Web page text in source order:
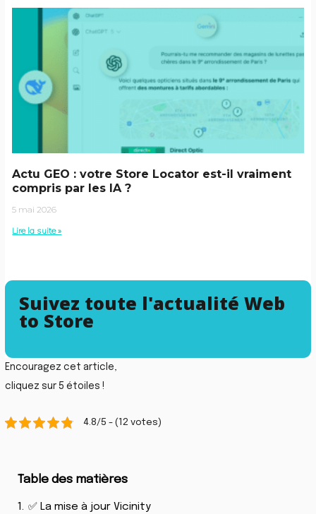
Encouragez cet article,
cliquez sur 5 étoiles !
4.8/5 - (12 votes)
Table des matières
1. ✅ La mise à jour Vicinity
Actu GEO : votre Store Locator est-il vraiment
compris par les IA ?
5 mai 2026
Lire la suite »
Suivez toute l'actualité Web
to Store